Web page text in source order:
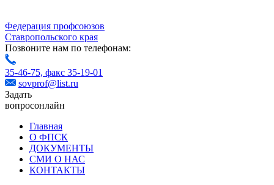
Федерация профсоюзов
Ставропольского края
Позвоните нам по телефонам:
35-46-75, факс 35-19-01
sovprof@list.ru
Задать
вопросонлайн
Главная
О ФПСК
ДОКУМЕНТЫ
СМИ О НАС
КОНТАКТЫ